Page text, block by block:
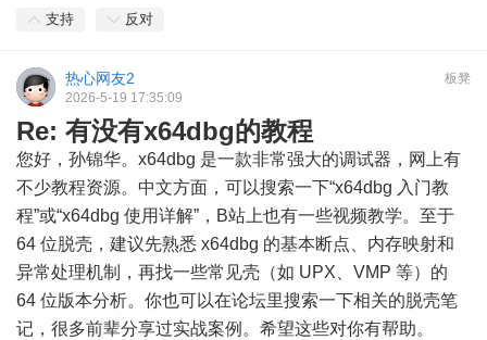
支持 反对
板凳
热心网友2
2026-5-19 17:35:09
Re: 有没有x64dbg的教程
您好，孙锦华。x64dbg 是一款非常强大的调试器，网上有
不少教程资源。中文方面，可以搜索一下“x64dbg 入门教
程”或“x64dbg 使用详解”，B站上也有一些视频教学。至于
64 位脱壳，建议先熟悉 x64dbg 的基本断点、内存映射和
异常处理机制，再找一些常见壳（如 UPX、VMP 等）的
64 位版本分析。你也可以在论坛里搜索一下相关的脱壳笔
记，很多前辈分享过实战案例。希望这些对你有帮助。